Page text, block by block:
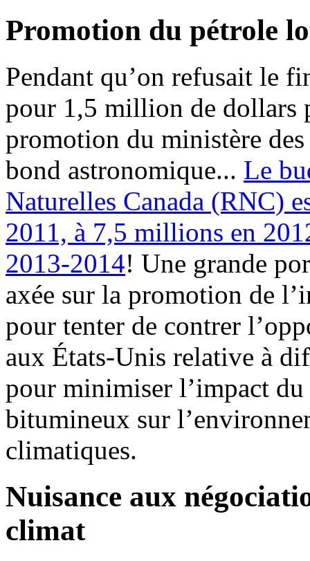
Promotion du pétrole
Pendant qu’on refusait le
pour 1,5 million de dollars
promotion du ministère
bond astronomique... Le
Naturelles Canada (RNC)
2011, à 7,5 millions en
2013-2014! Une grande
axée sur la promotion de
pour tenter de contrer
aux États-Unis relative à
pour minimiser l’impact du
bitumineux sur
climatiques.
Nuisance aux
climat